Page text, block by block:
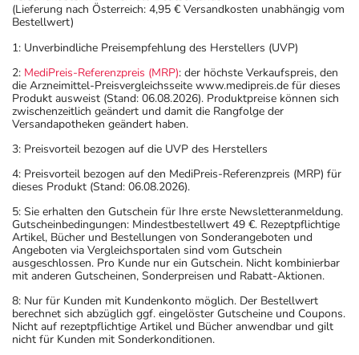
(Lieferung nach Österreich: 4,95 € Versandkosten unabhängig vom
Bestellwert)
1: Unverbindliche Preisempfehlung des Herstellers (UVP)
2: MediPreis-Referenzpreis (MRP): der höchste Verkaufspreis, den
die Arzneimittel-Preisvergleichsseite www.medipreis.de für dieses
Produkt ausweist (Stand: 06.08.2026). Produktpreise können sich
zwischenzeitlich geändert und damit die Rangfolge der
Versandapotheken geändert haben.
3: Preisvorteil bezogen auf die UVP des Herstellers
4: Preisvorteil bezogen auf den MediPreis-Referenzpreis (MRP) für
dieses Produkt (Stand: 06.08.2026).
5: Sie erhalten den Gutschein für Ihre erste Newsletteranmeldung.
Gutscheinbedingungen: Mindestbestellwert 49 €. Rezeptpflichtige
Artikel, Bücher und Bestellungen von Sonderangeboten und
Angeboten via Vergleichsportalen sind vom Gutschein
ausgeschlossen. Pro Kunde nur ein Gutschein. Nicht kombinierbar
mit anderen Gutscheinen, Sonderpreisen und Rabatt-Aktionen.
8: Nur für Kunden mit Kundenkonto möglich. Der Bestellwert
berechnet sich abzüglich ggf. eingelöster Gutscheine und Coupons.
Nicht auf rezeptpflichtige Artikel und Bücher anwendbar und gilt
nicht für Kunden mit Sonderkonditionen.